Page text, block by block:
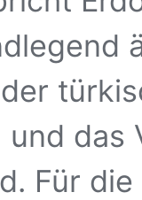
und das
Für